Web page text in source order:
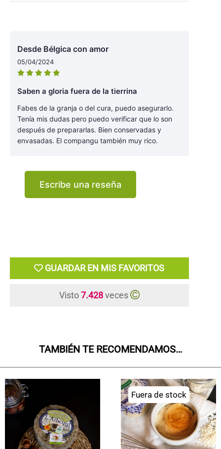
Desde Bélgica con amor
05/04/2024
Saben a gloria fuera de la tierrina
Fabes de la granja o del cura, puedo asegurarlo.
Tenía mis dudas pero puedo verificar que lo son
después de prepararlas. Bien conservadas y
envasadas. El compangu también muy rico.
Escribe una reseña
GUARDAR EN MIS FAVORITOS
Visto7.428veces
TAMBIÉN TE RECOMENDAMOS…
Fuera de stock